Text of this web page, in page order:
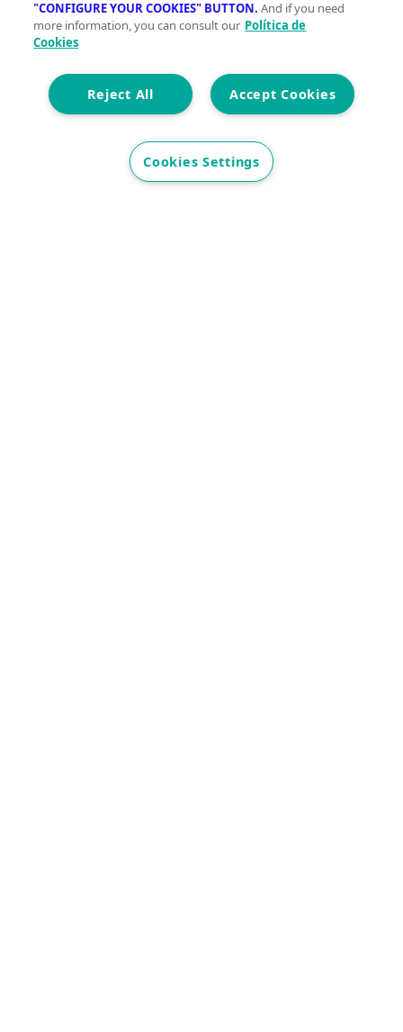
Logroño
Pisos en alquiler en Logroño
Locales en alquiler en Logroño
Edificios en alquiler en Logroño
Naves industriales en alquiler en Logroño
Garajes en alquiler en Logroño
"CONFIGURE YOUR COOKIES" BUTTON. And if you need
more information, you can consult our Política de
Cookies
Accept Cookies
Reject All
Cookies Settings